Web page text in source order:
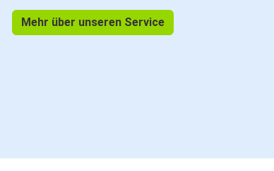
Mehr über unseren Service